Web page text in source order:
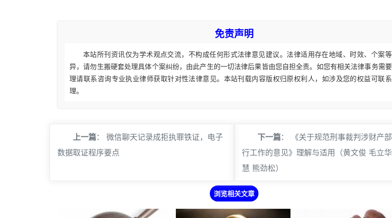
免责声明
本站所刊资讯仅为学术观点交流，不构成任何形式法律意见建议。法律适用存在地域、时效、个案
异，请勿生搬硬套处理具体个案纠纷，由此产生的一切法律后果皆由您自担全责。如您有相关法律事务需
理请联系咨询专业执业律师获取针对性法律意见。本站刊载内容版权归原权利人，如涉及您的权益可联
理。
上一篇： 微信聊天记录成拒执罪铁证，电子
数据取证程序要点
下一篇：
《关于规范刑事裁判涉财产
行工作的意见》理解与适用（黄文俊 毛立
慧 熊劲松）
浏览相关文章